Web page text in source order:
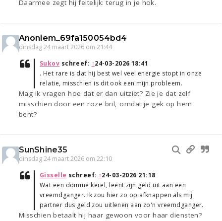
Daarmee zegt hij feitelijk: terug in je hok.
Anoniem_69fa150054bd4
dinsdag 24 maart 2026 om 21:44
Sukov schreef: ↑24-03-2026 18:41
. Het rare is dat hij best wel veel energie stopt in onze
relatie, misschien is dit ook een mijn probleem.
Mag ik vragen hoe dat er dan uitziet? Zie je dat zelf
misschien door een roze bril, omdat je gek op hem
bent?
SunShine35
dinsdag 24 maart 2026 om 22:10
Gisselle schreef: ↑24-03-2026 21:18
Wat een domme kerel, leent zijn geld uit aan een
vreemdganger. Ik zou hier zo op afknappen als mij
partner dus geld zou uitlenen aan zo'n vreemdganger.
Misschien betaalt hij haar gewoon voor haar diensten?